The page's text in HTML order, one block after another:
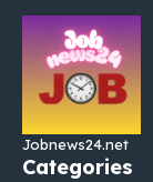
Jobnews24.net
Categories